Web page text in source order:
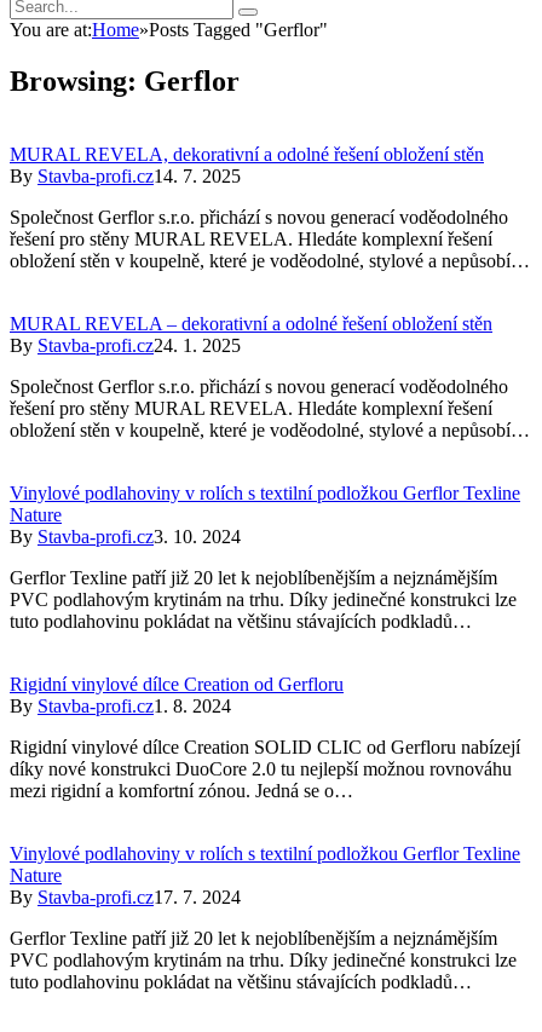
You are at:Home»Posts Tagged "Gerflor"
Browsing: Gerflor
MURAL REVELA, dekorativní a odolné řešení obložení stěn
By Stavba-profi.cz14. 7. 2025
Společnost Gerflor s.r.o. přichází s novou generací voděodolného
řešení pro stěny MURAL REVELA. Hledáte komplexní řešení
obložení stěn v koupelně, které je voděodolné, stylové a nepůsobí…
MURAL REVELA – dekorativní a odolné řešení obložení stěn
By Stavba-profi.cz24. 1. 2025
Společnost Gerflor s.r.o. přichází s novou generací voděodolného
řešení pro stěny MURAL REVELA. Hledáte komplexní řešení
obložení stěn v koupelně, které je voděodolné, stylové a nepůsobí…
Vinylové podlahoviny v rolích s textilní podložkou Gerflor Texline
Nature
By Stavba-profi.cz3. 10. 2024
Gerflor Texline patří již 20 let k nejoblíbenějším a nejznámějším
PVC podlahovým krytinám na trhu. Díky jedinečné konstrukci lze
tuto podlahovinu pokládat na většinu stávajících podkladů…
Rigidní vinylové dílce Creation od Gerfloru
By Stavba-profi.cz1. 8. 2024
Rigidní vinylové dílce Creation SOLID CLIC od Gerfloru nabízejí
díky nové konstrukci DuoCore 2.0 tu nejlepší možnou rovnováhu
mezi rigidní a komfortní zónou. Jedná se o…
Vinylové podlahoviny v rolích s textilní podložkou Gerflor Texline
Nature
By Stavba-profi.cz17. 7. 2024
Gerflor Texline patří již 20 let k nejoblíbenějším a nejznámějším
PVC podlahovým krytinám na trhu. Díky jedinečné konstrukci lze
tuto podlahovinu pokládat na většinu stávajících podkladů…